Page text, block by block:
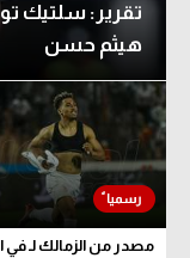
تقرير: سلتيك
هيثم حسن
مصدر من الزمالك لـ في